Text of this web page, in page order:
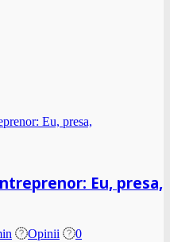
Eu, presa,
Opinii
0